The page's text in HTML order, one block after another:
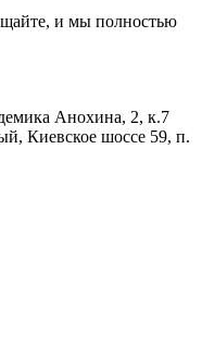
и мы полностью
Анохина, 2, к.7
Киевское шоссе 59, п.